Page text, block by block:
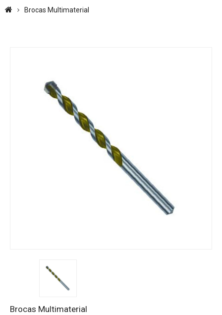
Brocas Multimaterial
Brocas Multimaterial